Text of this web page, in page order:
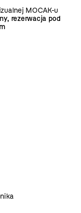
MOCAK-u
rezerwacja pod